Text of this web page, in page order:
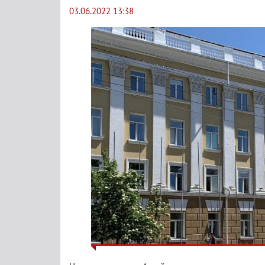
03.06.2022 13:38